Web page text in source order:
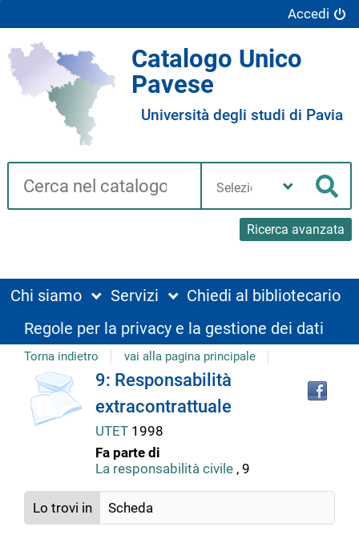
Accedi
Catalogo Unico
Pavese
Università degli studi di Pavia
Cerca su "Catalogo"
Ricerca avanzata
biblioteca
Chi siamo Servizi
Chiedi al bibliotecario
Regole per la privacy e la gestione dei dati
Torna indietro vai alla pagina principale
Dettaglio
del
documento
9: Responsabilità
extracontrattuale
UTET 1998
Fa parte di
La responsabilità civile, 9
Lo trovi in Scheda